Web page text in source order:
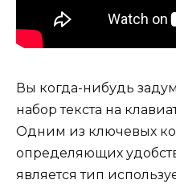
Вы когда-нибудь
набор текста на
Одним из ключевых
определяющих
является тип